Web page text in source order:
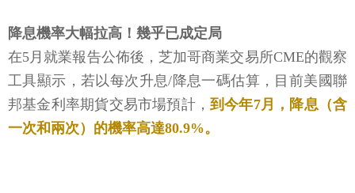
降息機率大幅拉高！幾乎已成定局
在5月就業報告公佈後，芝加哥商業交易所CME的觀察
工具顯示，若以每次升息/降息一碼估算，目前美國聯
邦基金利率期貨交易市場預計，到今年7月，降息（含
一次和兩次）的機率高達80.9%。